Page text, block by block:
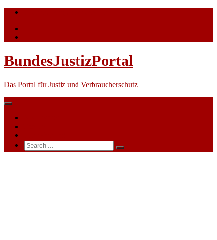
Skip
content
BundesJustizPortal
Das Portal für Justiz und Verbraucherschutz
Search
for: